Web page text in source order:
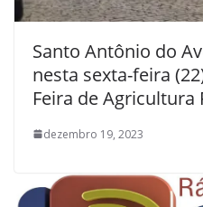
Santo Antônio do
nesta sexta-feira
Feira de Agricultura
dezembro 19, 2023